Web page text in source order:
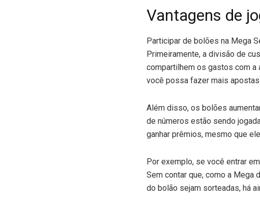
Vantagens de
Participar de bolões na Mega
Primeiramente, a divisão de
compartilhem os gastos com
você possa fazer mais
Além disso, os bolões
de números estão sendo
ganhar prêmios, mesmo que
Por exemplo, se você entrar
Sem contar que, como a Mega
do bolão sejam sorteadas, há